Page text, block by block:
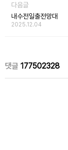
다음글
내수전일출전망대
2025.12.04
댓글 177502328